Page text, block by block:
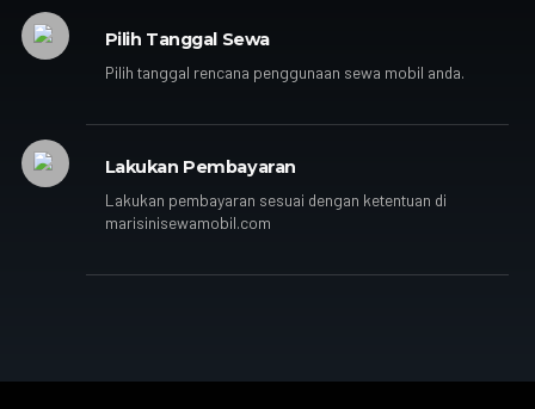
Pilih Tanggal Sewa
Pilih tanggal rencana penggunaan sewa mobil anda.
Lakukan Pembayaran
Lakukan pembayaran sesuai dengan ketentuan di
marisinisewamobil.com